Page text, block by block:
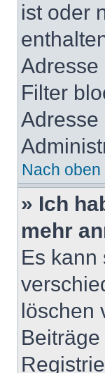
ist oder
Adresse
Filter
Adresse
Nach oben
» Ich
mehr
Es kann
löschen